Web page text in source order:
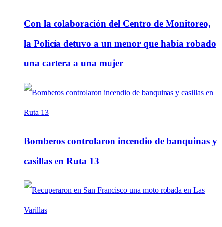
Con la colaboración del Centro de Monitoreo,
la Policía detuvo a un menor que había robado
una cartera a una mujer
Bomberos controlaron incendio de banquinas y
casillas en Ruta 13